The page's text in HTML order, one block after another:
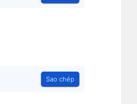
Sao chép